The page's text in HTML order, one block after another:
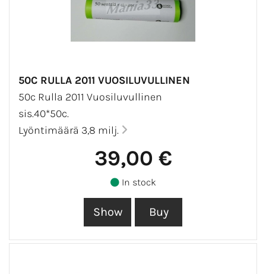
50C RULLA 2011 VUOSILUVULLINEN
50c Rulla 2011 Vuosiluvullinen
sis.40*50c.
Lyöntimäärä 3,8 milj.
39,00 €
In stock